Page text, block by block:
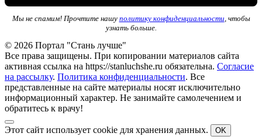
Мы не спамим! Прочтите нашу политику конфиденциальности, чтобы
узнать больше.
© 2026 Портал "Стань лучше"
Все права защищены. При копировании материалов сайта
активная ссылка на https://stanluchshe.ru обязательна. Согласие
на рассылку. Политика конфиденциальности. Все
представленные на сайте материалы носят исключительно
информационный характер. Не занимайте самолечением и
обратитесь к врачу!
Этот сайт использует cookie для хранения данных. OK